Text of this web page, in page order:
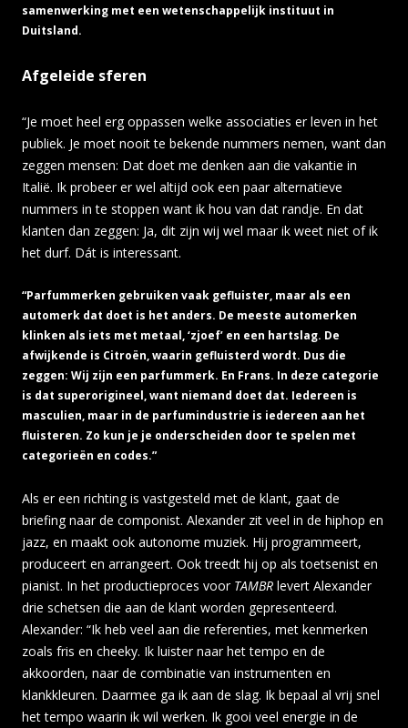
samenwerking met een wetenschappelijk instituut in
Duitsland.
Afgeleide sferen
“Je moet heel erg oppassen welke associaties er leven in het
publiek. Je moet nooit te bekende nummers nemen, want dan
zeggen mensen: Dat doet me denken aan die vakantie in
Italië. Ik probeer er wel altijd ook een paar alternatieve
nummers in te stoppen want ik hou van dat randje. En dat
klanten dan zeggen: Ja, dit zijn wij wel maar ik weet niet of ik
het durf. Dát is interessant.
“Parfummerken gebruiken vaak gefluister, maar als een
automerk dat doet is het anders. De meeste automerken
klinken als iets met metaal, ‘zjoef’ en een hartslag. De
afwijkende is Citroën, waarin gefluisterd wordt. Dus die
zeggen: Wij zijn een parfummerk. En Frans. In deze categorie
is dat superorigineel, want niemand doet dat. Iedereen is
masculien, maar in de parfumindustrie is iedereen aan het
fluisteren. Zo kun je je onderscheiden door te spelen met
categorieën en codes.”
Als er een richting is vastgesteld met de klant, gaat de
briefing naar de componist. Alexander zit veel in de hiphop en
jazz, en maakt ook autonome muziek. Hij programmeert,
produceert en arrangeert. Ook treedt hij op als toetsenist en
pianist. In het productieproces voor TAMBR levert Alexander
drie schetsen die aan de klant worden gepresenteerd.
Alexander: “Ik heb veel aan die referenties, met kenmerken
zoals fris en cheeky. Ik luister naar het tempo en de
akkoorden, naar de combinatie van instrumenten en
klankkleuren. Daarmee ga ik aan de slag. Ik bepaal al vrij snel
het tempo waarin ik wil werken. Ik gooi veel energie in de